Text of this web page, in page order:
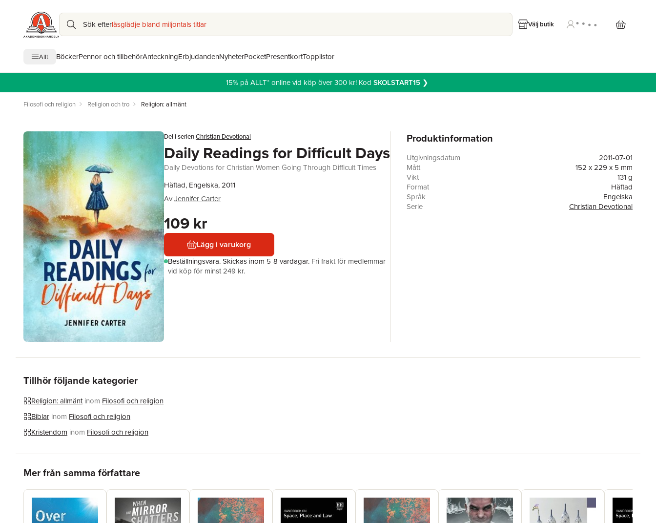
Sök efterläsglädje bland miljontals titlar Välj butik
Allt BöckerPennor och tillbehörAnteckningErbjudandenNyheterPocketPresentkortTopplistor
15% på ALLT* online vid köp över 300 kr! Kod SKOLSTART15❯
Filosofi och religion Religion och tro Religion: allmänt
Del i serienChristian Devotional
Daily Readings for Difficult Days
Daily Devotions for Christian Women Going Through Difficult Times
Häftad, Engelska, 2011
AvJennifer Carter
109 kr
Lägg i varukorg
Beställningsvara.Skickas inom 5-8 vardagar. Fri frakt för medlemmar
vid köp för minst 249 kr.
Produktinformation
Utgivningsdatum
2011-07-01
Mått
152 x 229 x 5 mm
Vikt
131 g
Format
Häftad
Språk
Engelska
Serie
Christian Devotional
Tillhör följande kategorier
Religion: allmänt inom Filosofi och religion
Biblar inom Filosofi och religion
Kristendom inom Filosofi och religion
Mer från samma författare